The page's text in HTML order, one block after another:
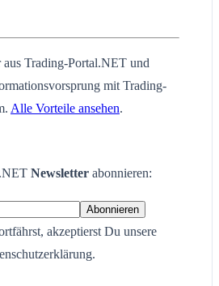
aus Trading-Portal.NET und
mit Trading-
Alle Vorteile ansehen.
Newsletter abonnieren:
akzeptierst Du unsere